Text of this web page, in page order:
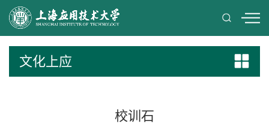
文化上应
校训石